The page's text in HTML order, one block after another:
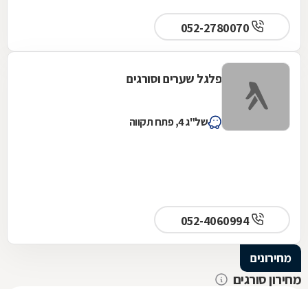
פלגל שערים וסורגים
של"ג 4, פתח תקווה
052-4060994
מחירונים
מחירון סורגים